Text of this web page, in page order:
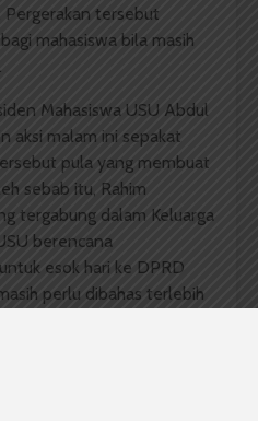
Pergerakan tersebut
mahasiswa bila masih
Mahasiswa USU Abdul
aksi malam ini sepakat
pula yang membuat
sebab itu, Rahim
tergabung dalam Keluarga
berencana
esok hari ke DPRD
perlu dibahas terlebih